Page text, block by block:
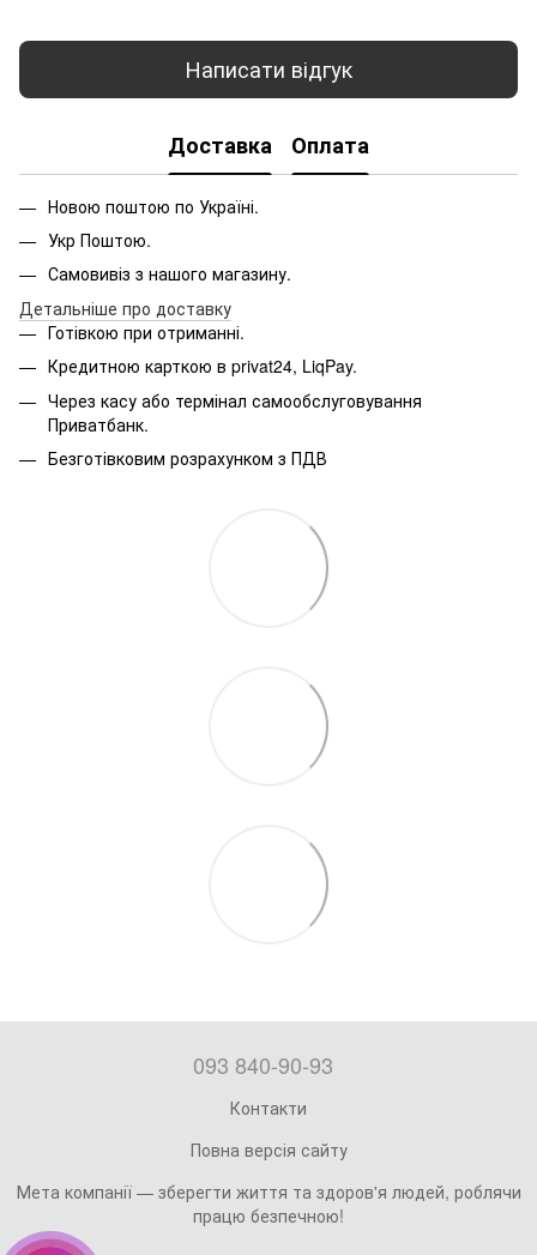
Написати відгук
Доставка Оплата
Новою поштою по Україні.
Укр Поштою.
Самовивіз з нашого магазину.
Детальніше про доставку
Готівкою при отриманні.
Кредитною карткою в privat24, LiqPay.
Через касу або термінал самообслуговування
Приватбанк.
Безготівковим розрахунком з ПДВ
093 840-90-93
Контакти
Повна версія сайту
Мета компанії — зберегти життя та здоров'я людей, роблячи
працю безпечною!